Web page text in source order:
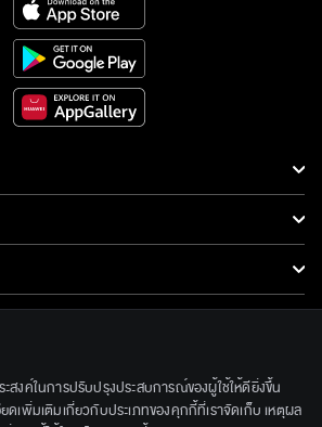
สงค์ในการปรับปรุงประสบการณ์ของผู้ใช้ให้ดียิ่งขึ้น
ดเพิ่มเติมเกี่ยวกับประเภทของคุกกี้ที่เราจัดเก็บ เหตุผล